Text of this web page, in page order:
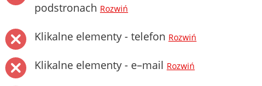
podstronach Rozwiń
Klikalne elementy - telefon Rozwiń
Klikalne elementy - e–mail Rozwiń